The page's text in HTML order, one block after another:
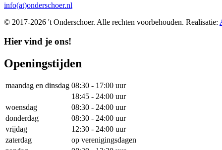
info(at)onderschoer.nl
© 2017-2026 't Onderschoer. Alle rechten voorbehouden. Realisatie:
Hier vind je ons!
Openingstijden
maandag en dinsdag 08:30 - 17:00 uur
18:45 - 24:00 uur
woensdag
08:30 - 24:00 uur
donderdag
08:30 - 24:00 uur
vrijdag
12:30 - 24:00 uur
zaterdag
op verenigingsdagen